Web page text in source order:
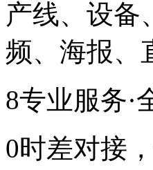
产线、设备
频、海报、
8专业服务·
0时差对接